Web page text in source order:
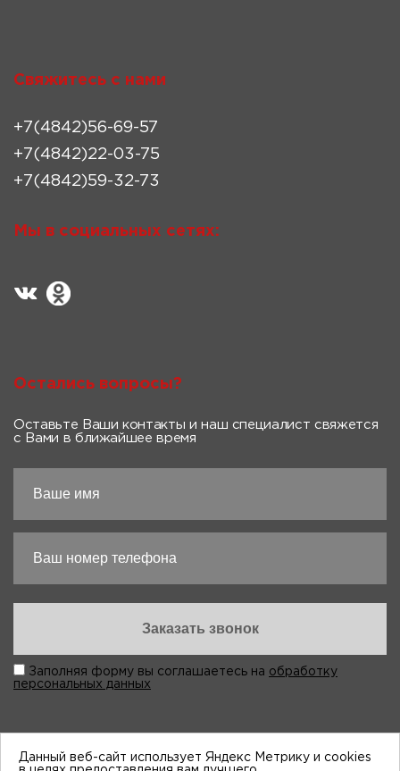
Свяжитесь с нами
+7(4842)56-69-57
+7(4842)22-03-75
+7(4842)59-32-73
Мы в социальных сетях:
Остались вопросы?
Оставьте Ваши контакты и наш специалист свяжется
с Вами в ближайшее время
Заполняя форму вы соглашаетесь на обработку
персональных данных
Данный веб-сайт использует Яндекс Метрику и cookies